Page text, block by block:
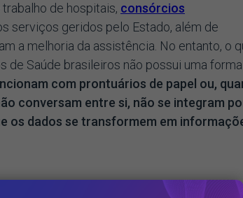
de hospitais, consórcios
serviços geridos pelo Estado, além de
a melhoria da assistência. No entanto, o
Saúde brasileiros não possui uma forma
com prontuários de papel ou,
conversam entre si, não se integram
os dados se transformem em
em leitos e atendimento